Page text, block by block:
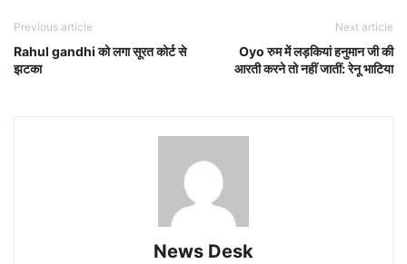
Previous article
Rahul gandhi को लगा सूरत कोर्ट से
झटका
Next article
Oyo रुम में लड़कियां हनुमान जी की
आरती करने तो नहीं जातीं: रेनू भाटिया
News Desk